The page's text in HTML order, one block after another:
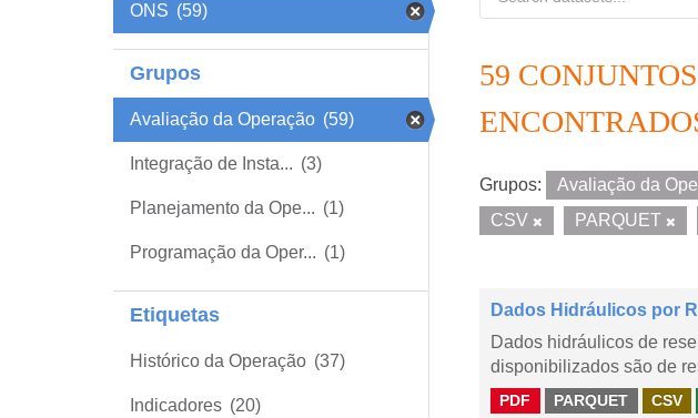
ONS (59)
Grupos
Avaliação da Operação (59)
Integração de Insta... (3)
Planejamento da Ope... (1)
Programação da Oper... (1)
Etiquetas
Histórico da Operação (37)
Indicadores (20)
59
Grupos: Avaliação da
CSV
PARQUET
Dados Hidráulicos por
Dados hidráulicos de
disponibilizados são de
PDF PARQUET CSV